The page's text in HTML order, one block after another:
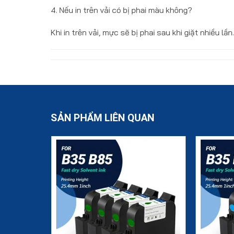
4. Nếu in trên vải có bị phai màu không?
Khi in trên vải, mực sẽ bị phai sau khi giặt nhiều lần.
SẢN PHẨM LIÊN QUAN